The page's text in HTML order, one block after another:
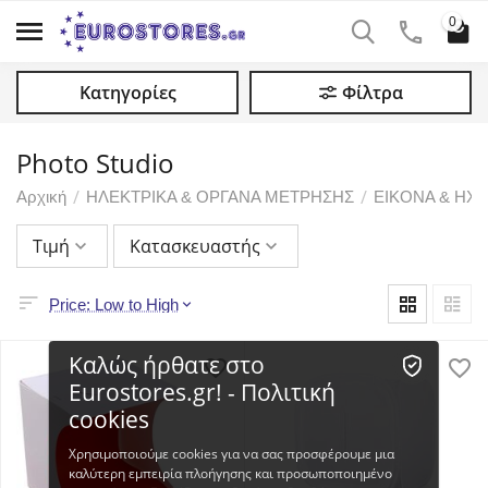
0
Κατηγορίες Φίλτρα
Photo Studio
Αρχική / ΗΛΕΚΤΡΙΚΑ & ΟΡΓΑΝΑ ΜΕΤΡΗΣΗΣ / ΕΙΚΟΝΑ &
Τιμή Κατασκευαστής
Price: Low to High
Καλώς ήρθατε στο
Eurostores.gr! - Πολιτική
cookies
Χρησιμοποιούμε cookies για να σας προσφέρουμε μια
καλύτερη εμπειρία πλοήγησης και προσωποποιημένο